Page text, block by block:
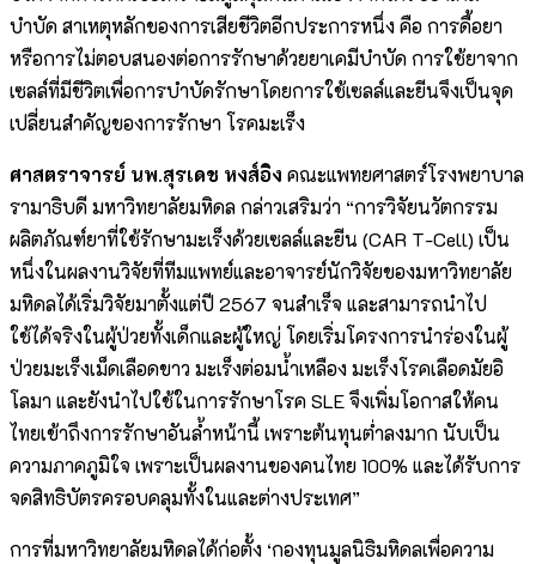
บำบัด สาเหตุหลักของการเสียชีวิตอีกประการหนึ่ง คือ การดื้อยา
หรือการไม่ตอบสนองต่อการรักษาด้วยยาเคมีบำบัด การใช้ยาจาก
เซลล์ที่มีชีวิตเพื่อการบำบัดรักษาโดยการใช้เซลล์และยีนจึงเป็นจุด
เปลี่ยนสำคัญของการรักษา โรคมะเร็ง
ศาสตราจารย์ นพ.สุรเดช หงส์อิง คณะแพทยศาสตร์โรงพยาบาล
รามาธิบดี มหาวิทยาลัยมหิดล กล่าวเสริมว่า “การวิจัยนวัตกรรม
ผลิตภัณฑ์ยาที่ใช้รักษามะเร็งด้วยเซลล์และยีน (CAR T-Cell) เป็น
หนึ่งในผลงานวิจัยที่ทีมแพทย์และอาจารย์นักวิจัยของมหาวิทยาลัย
มหิดลได้เริ่มวิจัยมาตั้งแต่ปี 2567 จนสำเร็จ และสามารถนำไป
ใช้ได้จริงในผู้ป่วยทั้งเด็กและผู้ใหญ่ โดยเริ่มโครงการนำร่องในผู้
ป่วยมะเร็งเม็ดเลือดขาว มะเร็งต่อมน้ำเหลือง มะเร็งโรคเลือดมัยอิ
โลมา และยังนำไปใช้ในการรักษาโรค SLE จึงเพิ่มโอกาสให้คน
ไทยเข้าถึงการรักษาอันล้ำหน้านี้ เพราะต้นทุนต่ำลงมาก นับเป็น
ความภาคภูมิใจ เพราะเป็นผลงานของคนไทย 100% และได้รับการ
จดสิทธิบัตรครอบคลุมทั้งในและต่างประเทศ”
การที่มหาวิทยาลัยมหิดลได้ก่อตั้ง ‘กองทุนมูลนิธิมหิดลเพื่อความ